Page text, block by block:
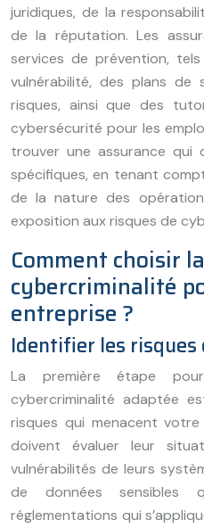
juridiques, de la
de la réputation. Les
services de prévention,
vulnérabilité, des plans
risques, ainsi que des
cybersécurité pour les
trouver une assurance qui
spécifiques, en tenant
de la nature des
exposition aux risques de
Comment choisir
cybercriminalité
entreprise ?
Identifier les
La première étape
cybercriminalité adaptée
risques qui menacent
doivent évaluer leur
vulnérabilités de leurs
de données sensibles
réglementations qui